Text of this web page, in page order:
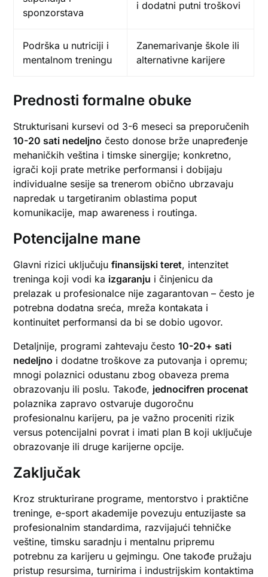
sponzorstava
i dodatni putni troškovi
Podrška u nutriciji i
mentalnom treningu
Zanemarivanje škole ili
alternativne karijere
Prednosti formalne obuke
Strukturisani kursevi od 3-6 meseci sa preporučenih
10-20 sati nedeljno često donose brže unapređenje
mehaničkih veština i timske sinergije; konkretno,
igrači koji prate metrike performansi i dobijaju
individualne sesije sa trenerom obično ubrzavaju
napredak u targetiranim oblastima poput
komunikacije, map awareness i routinga.
Potencijalne mane
Glavni rizici uključujufinansijski teret, intenzitet
treninga koji vodi ka izgaranju i činjenicu da
prelazak u profesionalce nije zagarantovan – često je
potrebna dodatna sreća, mreža kontakata i
kontinuitet performansi da bi se dobio ugovor.
Detaljnije, programi zahtevaju često10-20+ sati
nedeljno i dodatne troškove za putovanja i opremu;
mnogi polaznici odustanu zbog obaveza prema
obrazovanju ili poslu. Takođe, jednocifren procenat
polaznika zapravo ostvaruje dugoročnu
profesionalnu karijeru, pa je važno proceniti rizik
versus potencijalni povrat i imati plan B koji uključuje
obrazovanje ili druge karijerne opcije.
Zaključak
Kroz strukturirane programe, mentorstvo i praktične
treninge, e-sport akademije povezuju entuzijaste sa
profesionalnim standardima, razvijajući tehničke
veštine, timsku saradnju i mentalnu pripremu
potrebnu za karijeru u gejmingu. One takođe pružaju
pristup resursima, turnirima i industrijskim kontaktima